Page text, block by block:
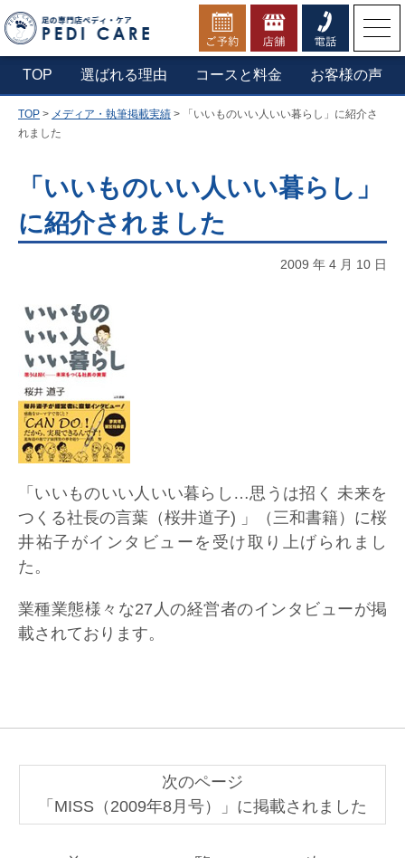
TOP 選ばれる理由 コースと料金 お客様の声
お電話でのご予約・お問合せ
▼横浜本店へ電話する
0800-1234-210
定休日：第一木曜日・年末年始
営業時間：9:30 - 20:00（最終受付19:30）
TOP > メディア・執筆掲載実績 >
「いいものいい人いい暮らし」に紹介さ
れました
「いいものいい人いい暮らし」
に紹介されました
2009 年 4 月 10 日
「いいものいい人いい暮らし…思うは招く 未来を
つくる社長の言葉（桜井道子) 」（三和書籍）に桜
井祐子がインタビューを受け取り上げられまし
た。
業種業態様々な27人の経営者のインタビューが掲
載されております。
次のページ
「MISS（2009年8月号）」に掲載されました